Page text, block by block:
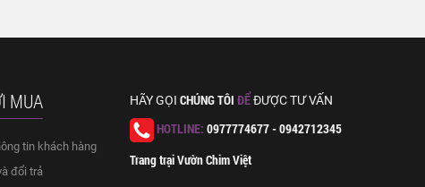
MUA
tin khách hàng
đổi trả
HÃY GỌI CHÚNG TÔI ĐỂĐƯỢC TƯ VẤN
HOTLINE: 0977774677 - 0942712345
Trang trại Vườn Chim Việt